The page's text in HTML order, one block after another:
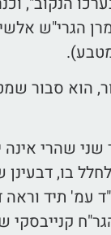
הגרי"ש
הוא סבור
שהרי אינה
בו, דבעינן
עמ' תיד וראה
קנייבסקי